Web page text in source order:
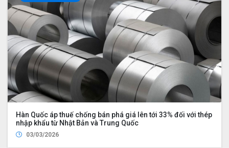
Hàn Quốc áp thuế chống bán phá giá lên tới 33% đối với thép
nhập khẩu từ Nhật Bản và Trung Quốc
03/03/2026